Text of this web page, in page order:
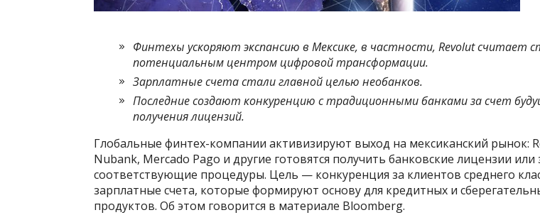
Финтехы ускоряют экспансию в Мексике, в частности, Revolut считает
потенциальным центром цифровой трансформации.
Зарплатные счета стали главной целью необанков.
Последние создают конкуренцию с традиционными банками за счет
получения лицензий.
Глобальные финтех-компании активизируют выход на мексиканский рынок:
Nubank, Mercado Pago и другие готовятся получить банковские лицензии
соответствующие процедуры. Цель — конкуренция за клиентов среднего
зарплатные счета, которые формируют основу для кредитных и
продуктов. Об этом говорится в материале Bloomberg.